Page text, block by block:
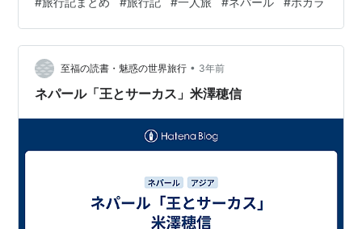
るために、約1週間ほどの滞在を計画していました。 結論
として、 すべてを達成！！ ただし、ヒマラヤ連峰につい
てはプーンヒルとアンナプルナBCの人気トレッキングに
追加で挑戦したため、当初の計画よりも長いトータル14
日間の滞在となりました。 滞在エリアは、『カトマン
至福の読書・魅惑の世界旅行 • 3年前
ネパール「王とサーカス」米澤穂信